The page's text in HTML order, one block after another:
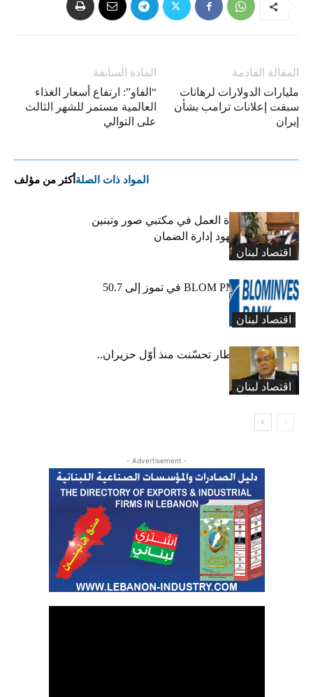
المادة السابقة
“الفاو”: ارتفاع أسعار الغذاء
العالمية مستمر للشهر الثالث
على التوالي
المقالة القادمة
مليارات الدولارات لرهانات
سبقت إعلانات ترامب بشأن
إيران
المواد ذات الصلة أكثر من مؤلف
اقتصاد لبنان
كركي يعلن عودة العمل في مكتبي صور وتبنين
وطليس ينوّه بجهود إدارة الضمان
اقتصاد لبنان
ارتفاع مؤشر BLOM PMI في تموز إلى 50.7
نقطة
اقتصاد لبنان
عبود: حركة المطار تحسّنت منذ أوّل حزيران..
ولكن
- Advertisement -